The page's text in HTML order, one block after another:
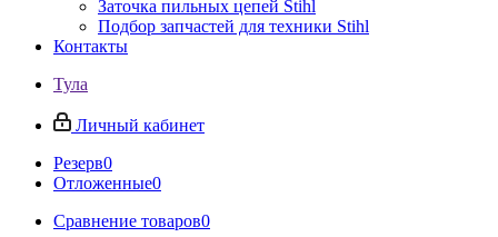
Заточка пильных цепей Stihl
Подбор запчастей для техники Stihl
Контакты
Тула
Личный кабинет
Резерв0
Отложенные0
Сравнение товаров0